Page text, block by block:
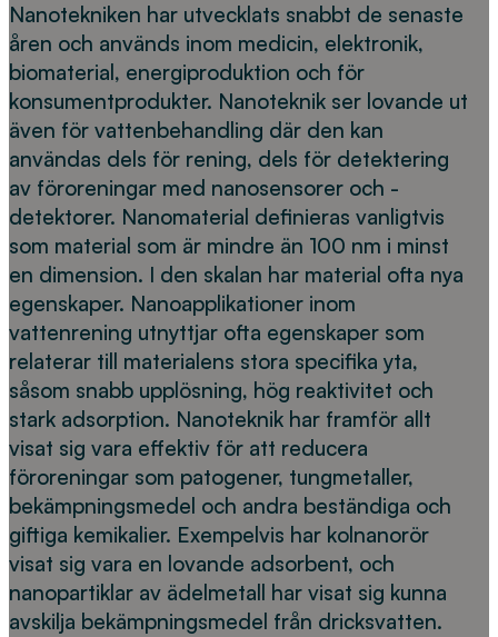
Nanotekniken har utvecklats snabbt de senaste
åren och används inom medicin, elektronik,
biomaterial, energiproduktion och för
konsumentprodukter. Nanoteknik ser lovande ut
även för vattenbehandling där den kan
användas dels för rening, dels för detektering
av föroreningar med nanosensorer och -
detektorer. Nanomaterial definieras vanligtvis
som material som är mindre än 100 nm i minst
en dimension. I den skalan har material ofta nya
egenskaper. Nanoapplikationer inom
vattenrening utnyttjar ofta egenskaper som
relaterar till materialens stora specifika yta,
såsom snabb upplösning, hög reaktivitet och
stark adsorption. Nanoteknik har framför allt
visat sig vara effektiv för att reducera
föroreningar som patogener, tungmetaller,
bekämpningsmedel och andra beständiga och
giftiga kemikalier. Exempelvis har kolnanorör
visat sig vara en lovande adsorbent, och
nanopartiklar av ädelmetall har visat sig kunna
avskilja bekämpningsmedel från dricksvatten.